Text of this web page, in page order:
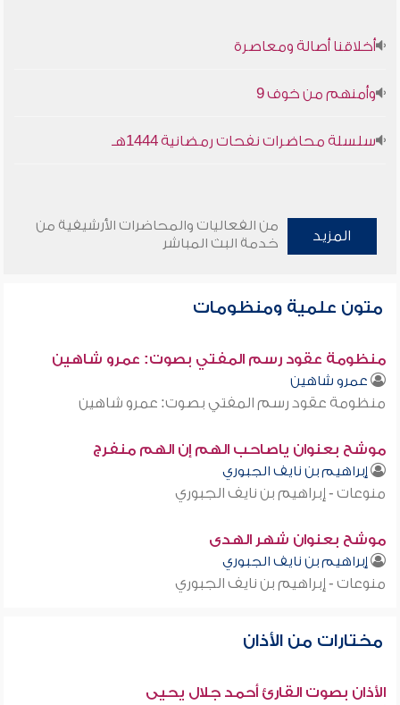
أخلاقنا أصالة ومعاصرة
وأمنهم من خوف 9
سلسلة محاضرات نفحات رمضانية 1444هـ
المزيد
من الفعاليات والمحاضرات الأرشيفية من
خدمة البث المباشر
متون علمية ومنظومات
منظومة عقود رسم المفتي بصوت: عمرو شاهين
عمرو شاهين
منظومة عقود رسم المفتي بصوت: عمرو شاهين
موشح بعنوان ياصاحب الهم إن الهم منفرج
إبراهيم بن نايف الجبوري
منوعات - إبراهيم بن نايف الجبوري
موشح بعنوان شهر الهدى
إبراهيم بن نايف الجبوري
منوعات - إبراهيم بن نايف الجبوري
مختارات من الأذان
الأذان بصوت القارئ أحمد جلال يحيى